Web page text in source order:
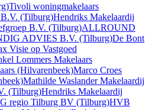
Tivoli woningmakelaars
(Tilburg)Hendriks Makelaardij
B.V. (Tilburg)ALLROUND
ADVIES B.V. (Tilburg)De Bont
Visie op Vastgoed
Lommers Makelaars
(Hilvarenbeek)Marco Croes
Mathilde Waslander Makelaardij
(Tilburg)Hendriks Makelaardij
regio Tilburg BV (Tilburg)HVB